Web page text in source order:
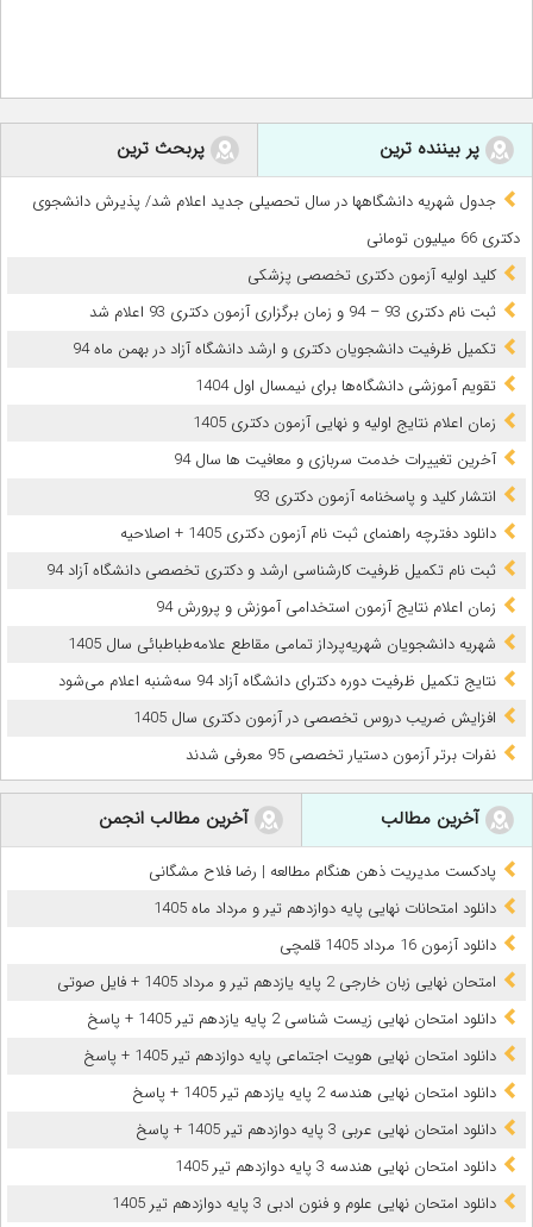
پر بیننده ترین پربحث ترین
جدول شهریه دانشگاهها در سال تحصیلی جدید اعلام شد/ پذیرش دانشجوی
دکتری 66 میلیون تومانی
کلید اولیه آزمون دکتری تخصصی پزشکی
ثبت نام دکتری 93 – 94 و زمان برگزاری آزمون دکتری 93 اعلام شد
تکمیل ظرفیت دانشجویان دکتری و ارشد دانشگاه آزاد در بهمن ماه 94
تقویم آموزشی دانشگاه‌ها برای نیمسال اول 1404
زمان اعلام نتایج اولیه و نهایی آزمون دکتری 1405
آخرین تغییرات خدمت سربازی و معافیت ها سال 94
انتشار کلید و پاسخنامه آزمون دکتری 93
دانلود دفترچه راهنمای ثبت نام آزمون دکتری 1405 + اصلاحیه
ثبت نام تکمیل ظرفیت کارشناسی ارشد و دکتری تخصصی دانشگاه آزاد 94
زمان اعلام نتایج آزمون استخدامی آموزش و پرورش 94
شهریه دانشجویان شهریه‌پرداز تمامی مقاطع علامه‌طباطبائی سال 1405
نتایج تکمیل ظرفیت دوره دکترای دانشگاه آزاد 94 سه‌شنبه اعلام می‌شود
افزایش ضریب دروس تخصصی در آزمون دکتری سال 1405
نفرات برتر آزمون دستیار تخصصی 95 معرفی شدند
آخرین مطالب آخرین مطالب انجمن
پادکست مدیریت ذهن هنگام مطالعه | رضا فلاح مشگانی
دانلود امتحانات نهایی پایه دوازدهم تیر و مرداد ماه 1405
دانلود آزمون 16 مرداد 1405 قلمچی
امتحان نهایی زبان خارجی 2 پایه یازدهم تیر و مرداد 1405 + فایل صوتی
دانلود امتحان نهایی زیست شناسی 2 پایه یازدهم تیر 1405 + پاسخ
دانلود امتحان نهایی هویت اجتماعی پایه دوازدهم تیر 1405 + پاسخ
دانلود امتحان نهایی هندسه 2 پایه یازدهم تیر 1405 + پاسخ
دانلود امتحان نهایی عربی 3 پایه دوازدهم تیر 1405 + پاسخ
دانلود امتحان نهایی هندسه 3 پایه دوازدهم تیر 1405
دانلود امتحان نهایی علوم و فنون ادبی 3 پایه دوازدهم تیر 1405